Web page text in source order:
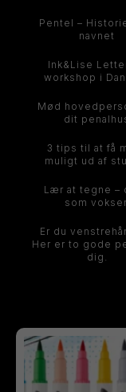
Pentel –
navnet
Ink&Lise
workshop i
Mød
dit
3 tips til at få
muligt ud af
Lær at tegne –
som
Er du
Her er to gode
dig.